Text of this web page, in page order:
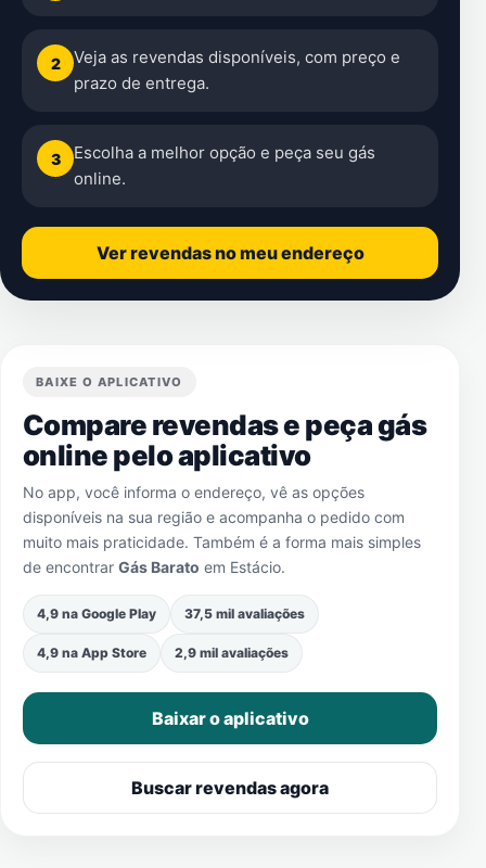
2
Veja as revendas disponíveis, com preço e
prazo de entrega.
3
Escolha a melhor opção e peça seu gás
online.
Ver revendas no meu endereço
BAIXE O APLICATIVO
Compare revendas e peça gás
online pelo aplicativo
No app, você informa o endereço, vê as opções
disponíveis na sua região e acompanha o pedido com
muito mais praticidade. Também é a forma mais simples
de encontrar Gás Barato em Estácio.
4,9 na Google Play 37,5 mil avaliações
4,9 na App Store 2,9 mil avaliações
Baixar o aplicativo
Buscar revendas agora